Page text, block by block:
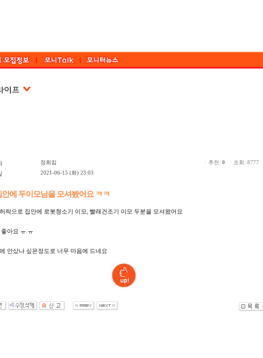
정희킴
2021-06-15 (화) 23:03
ㆍ추천: 0 ㆍ조회: 8777
안에 두이모님을 모셔봤어요 ㅋㅋ
락으로 집안에 로봇청소기 이모, 빨래건조기 이모 두분을 모셔왔어요
아요 ㅠ.ㅠ
안샀나 싶은정도로 너무 마음에 드네요